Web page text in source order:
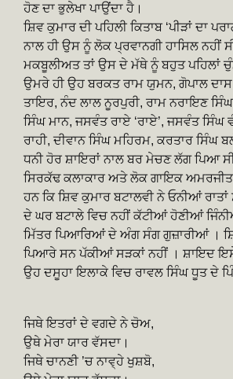
ਹੋਣ ਦਾ ਭੁਲੇਖਾ ਪਾਉਂਦਾ ਹੈ।
ਸ਼ਿਵ ਕੁਮਾਰ ਦੀ ਪਹਿਲੀ ਕਿਤਾਬ ‘ਪੀੜਾਂ ਦਾ
ਨਾਲ ਹੀ ਉਸ ਨੂੰ ਲੋਕ ਪ੍ਰਵਾਨਗੀ ਹਾਸਿਲ ਨਹੀਂ
ਮਕਬੂਲੀਅਤ ਤਾਂ ਉਸ ਦੇ ਮੱਥੇ ਨੂੰ ਬਹੁਤ ਪਹਿਲਾਂ
ਉਮਰੇ ਹੀ ਉਹ ਬਰਕਤ ਰਾਮ ਯੁਮਨ, ਗੋਪਾਲ ਦਾਸ
ਤਾਇਰ, ਨੰਦ ਲਾਲ ਨੂਰਪੁਰੀ, ਰਾਮ ਨਰਾਇਣ
ਸਿੰਘ ਮਾਨ, ਜਸਵੰਤ ਰਾਏ ‘ਰਾਏ’, ਜਸਵੰਤ ਸਿੰਘ
ਰਾਹੀ, ਦੀਵਾਨ ਸਿੰਘ ਮਹਿਰਮ, ਕਰਤਾਰ ਸਿੰਘ
ਧਨੀ ਹੋਰ ਸ਼ਾਇਰਾਂ ਨਾਲ ਬਰ ਮੇਚਣ ਲੱਗ ਪਿਆ
ਸਿਰਕੱਢ ਕਲਾਕਾਰ ਅਤੇ ਲੋਕ ਗਾਇਕ
ਹਨ ਕਿ ਸ਼ਿਵ ਕੁਮਾਰ ਬਟਾਲਵੀ ਨੇ ਓਨੀਆਂ
ਦੇ ਘਰ ਬਟਾਲੇ ਵਿਚ ਨਹੀਂ ਕੱਟੀਆਂ ਹੋਣੀਆਂ
ਮਿੱਤਰ ਪਿਆਰਿਆਂ ਦੇ ਅੰਗ ਸੰਗ ਗੁਜ਼ਾਰੀਆਂ ।
ਪਿਆਰੇ ਸਨ ਪੱਕੀਆਂ ਸੜਕਾਂ ਨਹੀਂ । ਸ਼ਾਇਦ
ਉਹ ਦਸੂਹਾ ਇਲਾਕੇ ਵਿਚ ਰਾਵਲ ਸਿੰਘ ਧੂਤ ਦੇ
ਜਿਥੇ ਇਤਰਾਂ ਦੇ ਵਗਦੇ ਨੇ ਚੋਅ,
ਉਥੇ ਮੇਰਾ ਯਾਰ ਵੱਸਦਾ।
ਜਿਥੇ ਚਾਨਣੀ ’ਚ ਨਾਵ੍ਹੇ ਖੁਸ਼ਬੋ,